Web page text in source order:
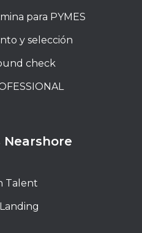
para PYMES
y selección
check
Nearshore
Talent